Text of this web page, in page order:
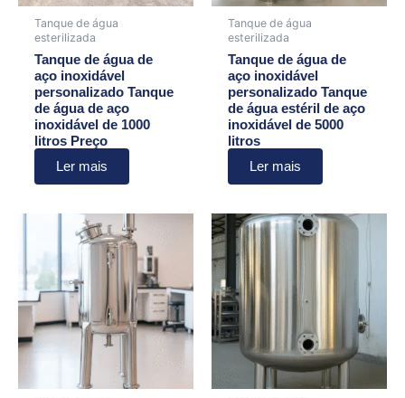
Tanque de água
esterilizada
Tanque de água de
aço inoxidável
personalizado Tanque
de água de aço
inoxidável de 1000
litros Preço
Ler mais
Tanque de água
esterilizada
Tanque de água de
aço inoxidável
personalizado Tanque
de água estéril de aço
inoxidável de 5000
litros
Ler mais